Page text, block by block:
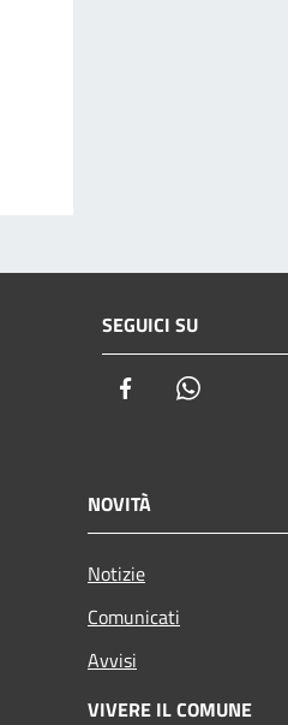
SEGUICI SU
Facebook
NOVITÀ
Notizie
Comunicati
Avvisi
VIVERE IL COMUNE